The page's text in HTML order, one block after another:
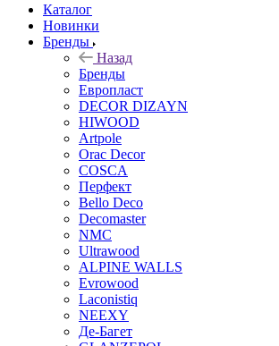
Каталог
Новинки
Бренды
Назад
Бренды
Европласт
DECOR DIZAYN
HIWOOD
Artpole
Orac Decor
COSCA
Перфект
Bello Deco
Decomaster
NMС
Ultrawood
ALPINE WALLS
Evrowood
Laconistiq
NEEXY
Де-Багет